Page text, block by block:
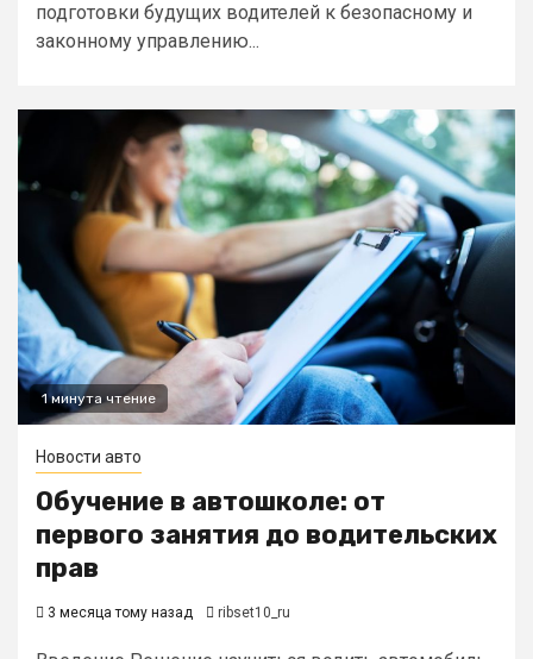
подготовки будущих водителей к безопасному и
законному управлению...
1 минута чтение
Новости авто
Обучение в автошколе: от
первого занятия до водительских
прав
3 месяца тому назад ribset10_ru